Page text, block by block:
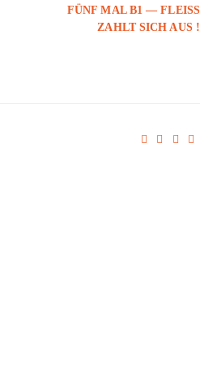
FÜNF MAL B1 — FLEISS Z
AHLT SICH AUS !